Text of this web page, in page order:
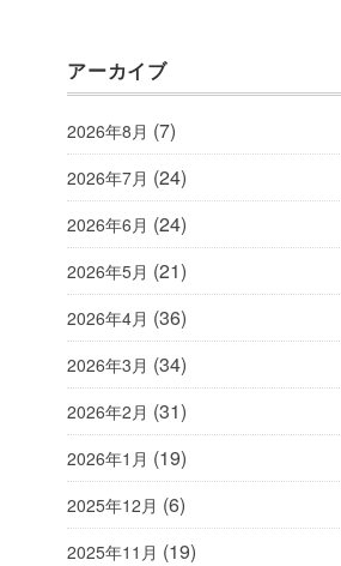
アーカイブ
2026年8月 (7)
2026年7月 (24)
2026年6月 (24)
2026年5月 (21)
2026年4月 (36)
2026年3月 (34)
2026年2月 (31)
2026年1月 (19)
2025年12月 (6)
2025年11月 (19)